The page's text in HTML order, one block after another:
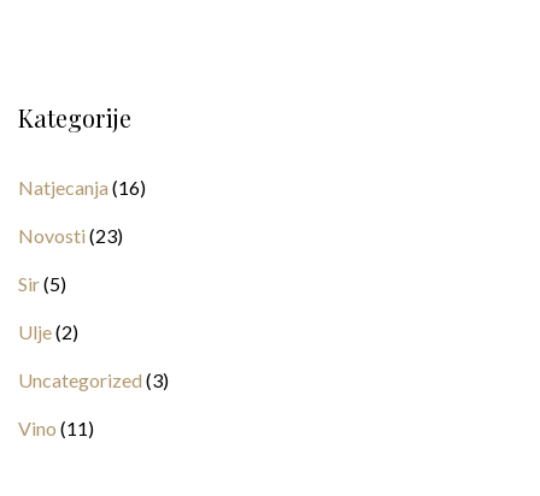
Kategorije
Natjecanja (16)
Novosti (23)
Sir(5)
Ulje(2)
Uncategorized (3)
Vino (11)